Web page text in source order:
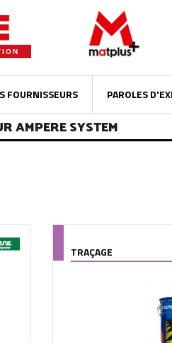
FOURNISSEURS PAROLES
AMPERE SYSTEM
TRAÇAGE